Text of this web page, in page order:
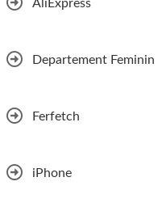
AliExpress
Departement Feminin
Ferfetch
iPhone